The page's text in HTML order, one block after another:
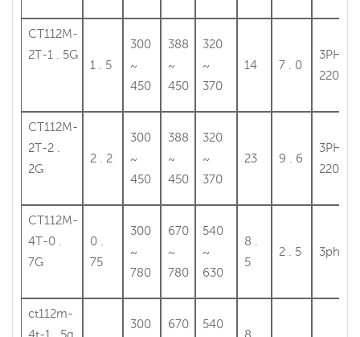
CT112M-
2T-1 . 5G
1 . 5
300
~
450
388
~
450
320
~
370
14 7 . 0
3PH
220
CT112M-
2T-2 .
2G
2 . 2
300
~
450
388
~
450
320
~
370
23 9 . 6
3PH
220
CT112M-
4T-0 .
7G
0 .
75
300
~
780
670
~
780
540
~
630
8 .
5
2 . 5 3ph380
ct112m-
4t-1 . 5g
300 670 540
8 .